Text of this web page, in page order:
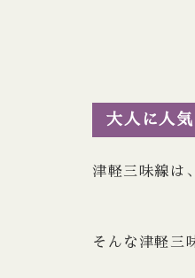
大人に人
津軽三味線は
そんな津軽三